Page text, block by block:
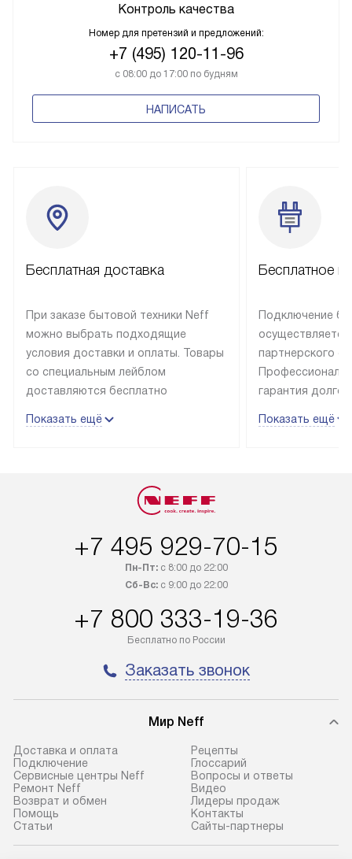
Контроль качества
Номер для претензий и предложений:
+7 (495) 120-11-96
с 08:00 до 17:00 по будням
НАПИСАТЬ
Бесплатная доставка
При заказе бытовой техники Neff
можно выбрать подходящие
условия доставки и оплаты. Товары
со специальным лейблом
доставляются бесплатно
до подъезда, отдельная доставка
оплачивается дополнительно. Если
товар в наличии, он может быть
трех дней. Доставка в Санкт-
Петербург и другие регионы
осуществляется через
100% предоплаты мы бесплатно
транспортной компании в городе
В оговоренный день служба
доставки доставит упакованный
прибор до подъезда. Если
требуется переместить прибор
Показать ещё
Бесплатное
Подключение
партнерского
гарантия
и Санкт-
по монтажу
гарантия в
предполагают
установленной
Показать ещё
+7 495 929-70-15
Пн-Пт:с 8:00 до 22:00
Сб-Вс:с 9:00 до 22:00
+7 800 333-19-36
Бесплатно по России
Заказать звонок
Мир Neff
Доставка и оплата
Подключение
Сервисные центры Neff
Ремонт Neff
Возврат и обмен
Помощь
Статьи
Рецепты
Глоссарий
Вопросы и ответы
Видео
Лидеры продаж
Контакты
Сайты-партнеры